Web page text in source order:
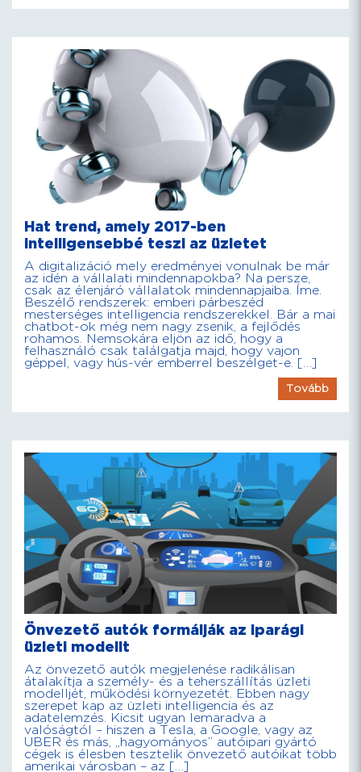
Hat trend, amely 2017-ben
intelligensebbé teszi az üzletet
A digitalizáció mely eredményei vonulnak be már
az idén a vállalati mindennapokba? Na persze,
csak az élenjáró vállalatok mindennapjaiba. Íme.
Beszélő rendszerek: emberi párbeszéd
mesterséges intelligencia rendszerekkel. Bár a mai
chatbot-ok még nem nagy zsenik, a fejlődés
rohamos. Nemsokára eljön az idő, hogy a
felhasználó csak találgatja majd, hogy vajon
géppel, vagy hús-vér emberrel beszélget-e. […]
Tovább
Önvezető autók formálják az iparági
üzleti modellt
Az önvezető autók megjelenése radikálisan
átalakítja a személy- és a teherszállítás üzleti
modelljét, működési környezetét. Ebben nagy
szerepet kap az üzleti intelligencia és az
adatelemzés. Kicsit ugyan lemaradva a
valóságtól – hiszen a Tesla, a Google, vagy az
UBER és más, „hagyományos” autóipari gyártó
cégek is élesben tesztelik önvezető autóikat több
amerikai városban – az […]